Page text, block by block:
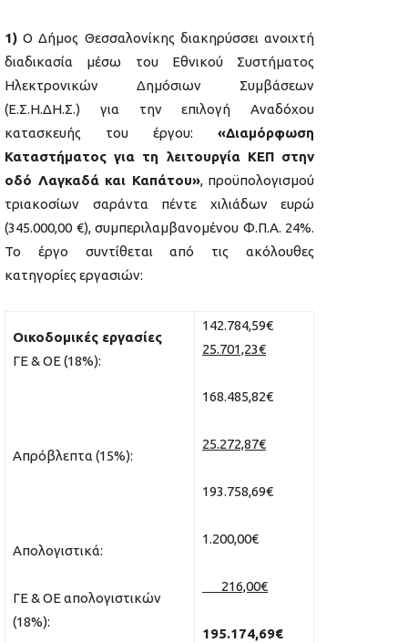
1) Ο Δήμος Θεσσαλονίκης διακηρύσσει ανοιχτή
διαδικασία μέσω του Εθνικού Συστήματος
Ηλεκτρονικών Δημόσιων Συμβάσεων
(Ε.Σ.Η.ΔΗ.Σ.) για την επιλογή Αναδόχου
κατασκευής του έργου: «Διαμόρφωση
Καταστήματος για τη λειτουργία ΚΕΠ στην
οδό Λαγκαδά και Καπάτου», προϋπολογισμού
τριακοσίων σαράντα πέντε χιλιάδων ευρώ
(345.000,00 €), συμπεριλαμβανομένου Φ.Π.Α. 24%.
Το έργο συντίθεται από τις ακόλουθες
κατηγορίες εργασιών:
Οικοδομικές εργασίες
ΓΕ & ΟΕ (18%):
Απρόβλεπτα (15%):
Απολογιστικά:
ΓΕ & ΟΕ απολογιστικών
(18%):
142.784,59€
25.701,23€
168.485,82€
25.272,87€
193.758,69€
1.200,00€
216,00€
195.174,69€